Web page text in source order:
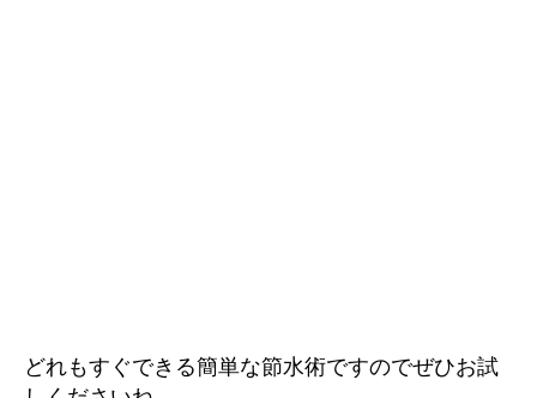
どれもすぐできる簡単な節水術ですのでぜひお試